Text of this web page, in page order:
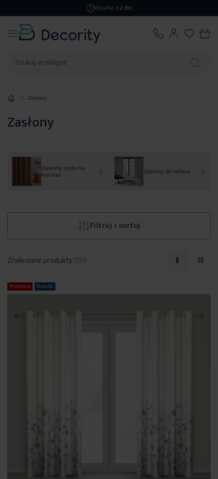
Darmowa dostawaod 299,99 zł
Zasłony
Zasłony
Zasłony szyte na
wymiar Zasłony do salonu
Filtruj i sortuj
Znalezione produkty:1159
Promocja Nowość